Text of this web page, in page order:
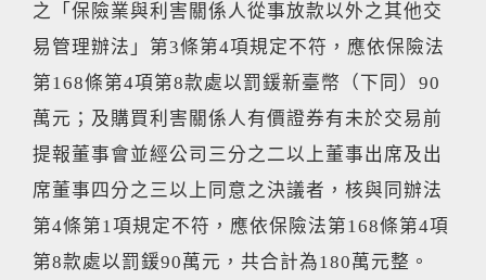
之「保險業與利害關係人從事放款以外之其他交
易管理辦法」第3條第4項規定不符，應依保險法
第168條第4項第8款處以罰鍰新臺幣（下同）90
萬元；及購買利害關係人有價證券有未於交易前
提報董事會並經公司三分之二以上董事出席及出
席董事四分之三以上同意之決議者，核與同辦法
第4條第1項規定不符，應依保險法第168條第4項
第8款處以罰鍰90萬元，共合計為180萬元整。